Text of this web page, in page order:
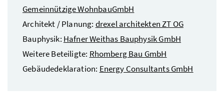
Gemeinnützige WohnbauGmbH
Architekt / Planung: drexel architekten ZT OG
Bauphysik: Hafner Weithas Bauphysik GmbH
Weitere Beteiligte: Rhomberg Bau GmbH
Gebäudedeklaration: Energy Consultants GmbH